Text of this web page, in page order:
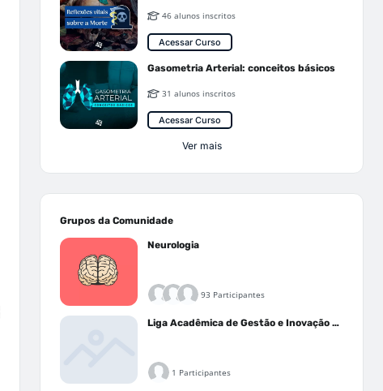
46 alunos inscritos
Acessar Curso
Gasometria Arterial: conceitos básicos
31 alunos inscritos
Acessar Curso
Ver mais
Grupos da Comunidade
Neurologia
93 Participantes
Liga Acadêmica de Gestão e Inovação Médica - LAGIM
1 Participantes